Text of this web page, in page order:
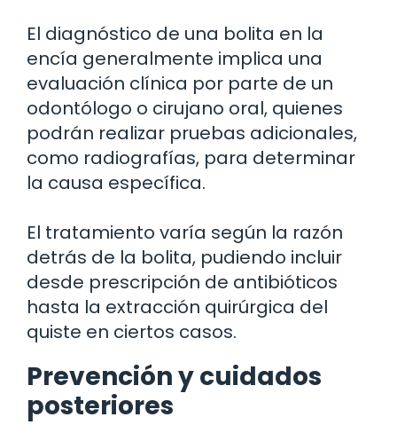
El diagnóstico de una bolita en la
encía generalmente implica una
evaluación clínica por parte de un
odontólogo o cirujano oral, quienes
podrán realizar pruebas adicionales,
como radiografías, para determinar
la causa específica.
El tratamiento varía según la razón
detrás de la bolita, pudiendo incluir
desde prescripción de antibióticos
hasta la extracción quirúrgica del
quiste en ciertos casos.
Prevención y cuidados
posteriores